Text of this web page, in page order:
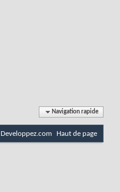
Navigation rapide
Developpez.com Haut de page